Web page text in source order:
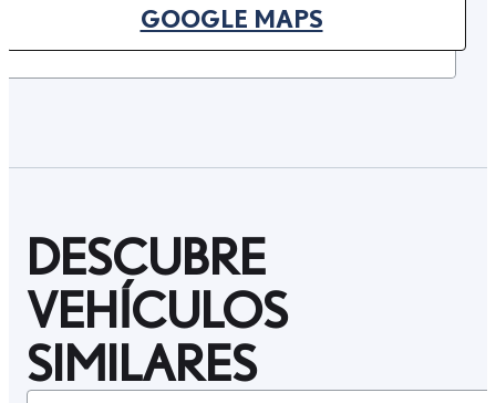
GOOGLE MAPS(OPENS IN NEW TAB)
DESCUBRE
VEHÍCULOS
SIMILARES